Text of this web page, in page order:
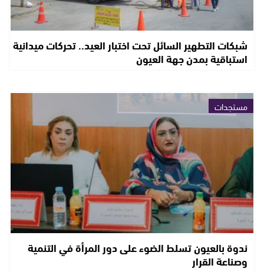
شبكات التطهير السائل تحت اختبار العيد.. تحركات ميدانية
استباقية بمدن جهة العيون
مستجدات
ندوة بالعيون تسلط الضوء على دور المرأة في التنمية
وصناعة القرار